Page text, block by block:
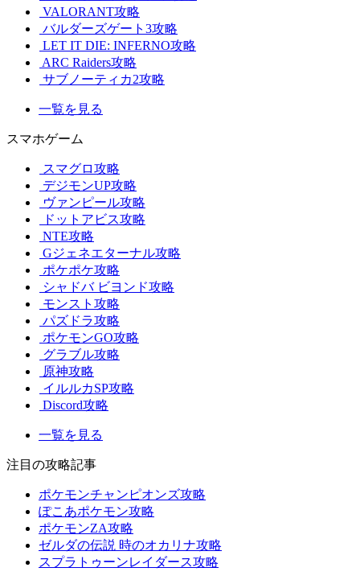
VALORANT攻略
バルダーズゲート3攻略
LET IT DIE: INFERNO攻略
ARC Raiders攻略
サブノーティカ2攻略
一覧を見る
スマホゲーム
スマグロ攻略
デジモンUP攻略
ヴァンピール攻略
ドットアビス攻略
NTE攻略
Gジェネエターナル攻略
ポケポケ攻略
シャドバ ビヨンド攻略
モンスト攻略
パズドラ攻略
ポケモンGO攻略
グラブル攻略
原神攻略
イルルカSP攻略
Discord攻略
一覧を見る
注目の攻略記事
ポケモンチャンピオンズ攻略
ぽこあポケモン攻略
ポケモンZA攻略
ゼルダの伝説 時のオカリナ攻略
スプラトゥーンレイダース攻略